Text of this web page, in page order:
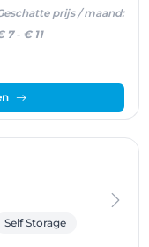
prijs / maand:
7- € 11
Self Storage